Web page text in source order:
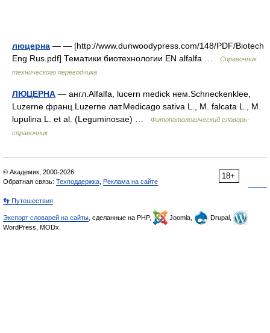
люцерна — — [http://www.dunwoodypress.com/148/PDF/Biotech
Eng Rus.pdf] Тематики биотехнологии EN alfalfa …
Справочник
технического переводчика
ЛЮЦЕРНА — англ.Alfalfa, lucern medick нем.Schneckenklee,
Luzerne франц.Luzerne лат.Medicago sativa L., M. falcata L., M.
lupulina L. et al. (Leguminosae) …
Фитопатологический словарь-
справочник
18+
© Академик, 2000-2026
Обратная связь: Техподдержка Реклама на сайте
👣 Путешествия
Экспорт словарей на сайты , сделанные на PHP, Joomla,
Drupal,
WordPress, MODx.